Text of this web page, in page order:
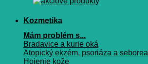
Kozmetika
Mám problém s...
Bradavice a kurie oká
Atopický ekzém, psoriáza a seborea
Hojenie kože